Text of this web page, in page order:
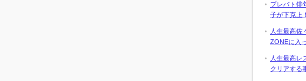
プレバト俳
子が下克上！
人生最高佐
ZONEに入
人生最高レ
クリアする